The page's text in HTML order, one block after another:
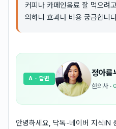
커피나 카페인음료 잘 먹으려
의하니 효과나 비용 궁금합니
정아름
한의사 ·
A · 답변
안녕하세요, 닥톡-네이버 지식iN